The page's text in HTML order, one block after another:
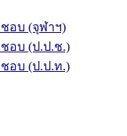
อบ (จุฬาฯ)
อบ (ป.ป.ช.)
อบ (ป.ป.ท.)